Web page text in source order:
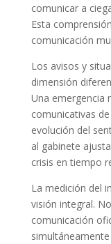
comunicar a
Esta
comunicación
Los avisos y
dimensión
Una emergencia
comunicativas
evolución del
al gabinete
crisis en tiempo
La medición del
visión integral.
comunicación